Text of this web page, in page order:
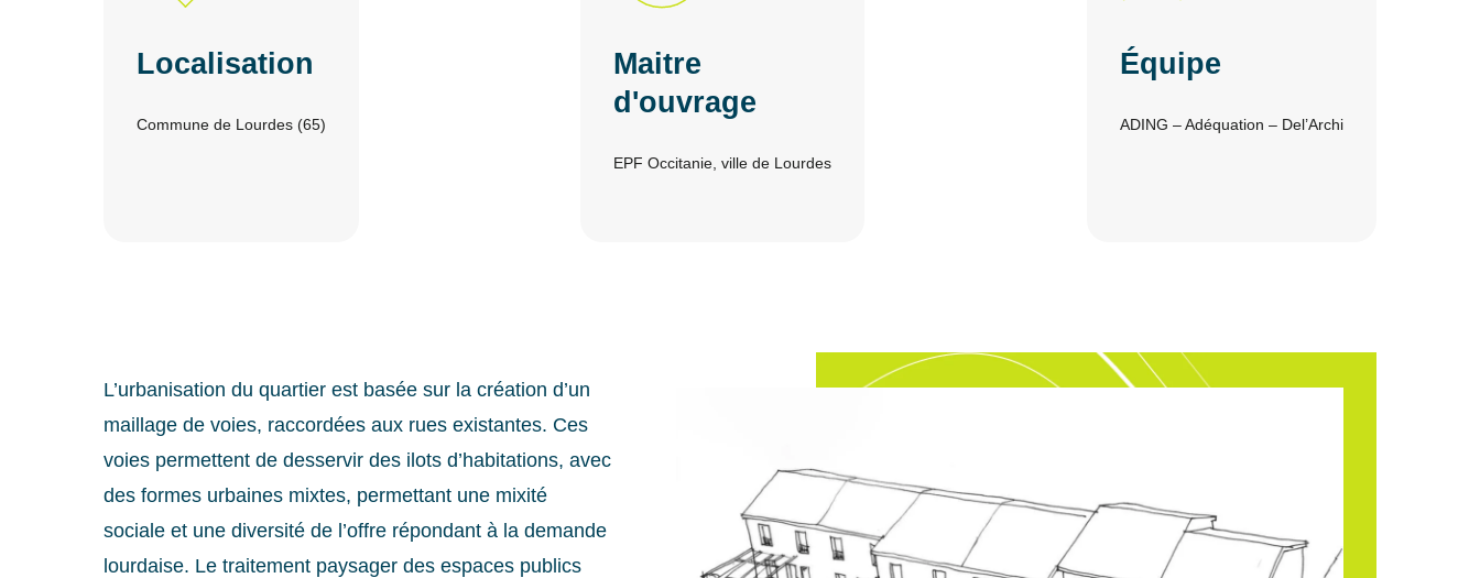
Localisation
Commune de Lourdes (65)
Maitre
d'ouvrage
EPF Occitanie, ville de Lourdes
Équipe
ADING – Adéquation – Del’Archi
L’urbanisation du quartier est basée sur la création d’un
maillage de voies, raccordées aux rues existantes. Ces
voies permettent de desservir des ilots d’habitations, avec
des formes urbaines mixtes, permettant une mixité
sociale et une diversité de l’offre répondant à la demande
lourdaise. Le traitement paysager des espaces publics